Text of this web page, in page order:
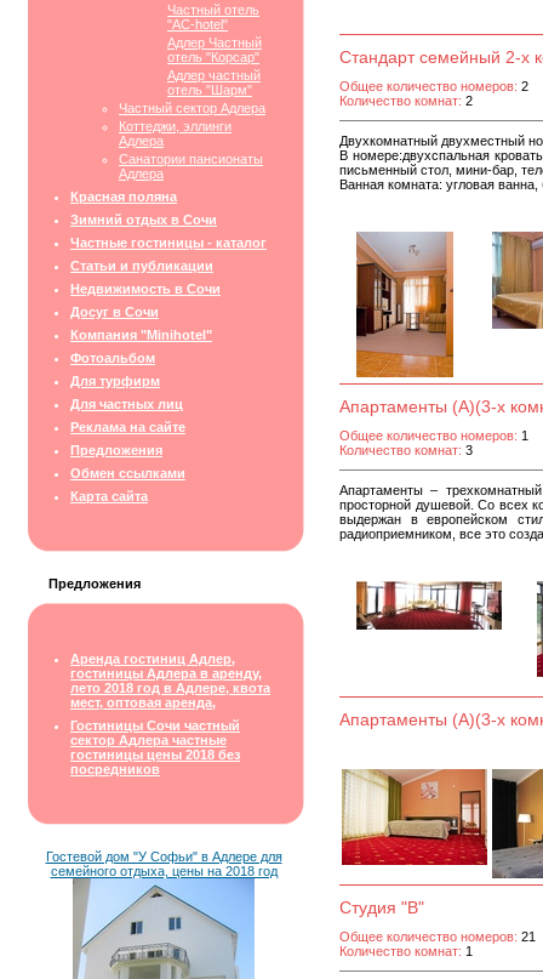
Частный отель
"АС-hotel"
Адлер Частный
отель "Корсар"
Адлер частный
отель "Шарм"
Частный сектор Адлера
Коттеджи, эллинги
Адлера
Санатории пансионаты
Адлера
Красная поляна
Зимний отдых в Сочи
Частные гостиницы - каталог
Статьи и публикации
Недвижимость в Сочи
Досуг в Сочи
Компания "Minihotel"
Фотоальбом
Для турфирм
Для частных лиц
Реклама на сайте
Предложения
Обмен ссылками
Карта сайта
Предложения
Аренда гостиниц Адлер,
гостиницы Адлера в аренду,
лето 2018 год в Адлере, квота
мест, оптовая аренда,
Гостиницы Сочи частный
сектор Адлера частные
гостиницы цены 2018 без
посредников
Гостевой дом "У Софьи" в Адлере для
семейного отдыха, цены на 2018 год
Стандарт семейный 2-х
Общее количество номеров: 2
Количество комнат: 2
Двухкомнатный двухместный
В номере:двухспальная
письменный стол, мини-бар,
Ванная комната: угловая
Апартаменты (А)(3-х
Общее количество номеров: 1
Количество комнат: 3
Апартаменты –
просторной душевой. Со всех
выдержан в европейском
радиоприемником, все это
Апартаменты (А)(3-х
Студия "В"
Общее количество номеров: 21
Количество комнат: 1